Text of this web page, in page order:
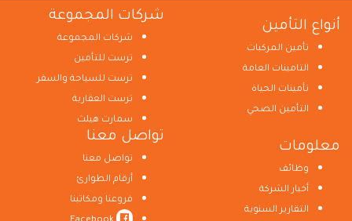
أنواع التأمين
تأمين المركبات
التامينات العامة
تأمينات الحياة
التأمين الصحي
شركات المجموعة
شركات المجموعة
ترست للتأمين
ترست للسياحة والسفر
ترست العقارية
سمارت هيلث
معلومات
وظائف
أخبار الشركة
التقارير السنوية
تواصل معنا
تواصل معنا
أرقام الطوارئ
فروعنا ومكاتبنا